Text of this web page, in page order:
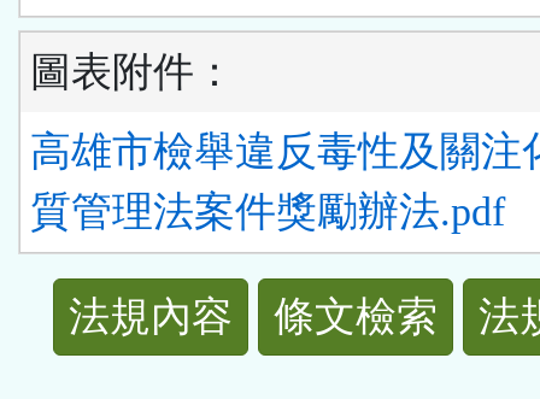
圖表附件：
高雄市檢舉違反毒性及關注
質管理法案件獎勵辦法.pdf
規
法規內容 條文檢索 法